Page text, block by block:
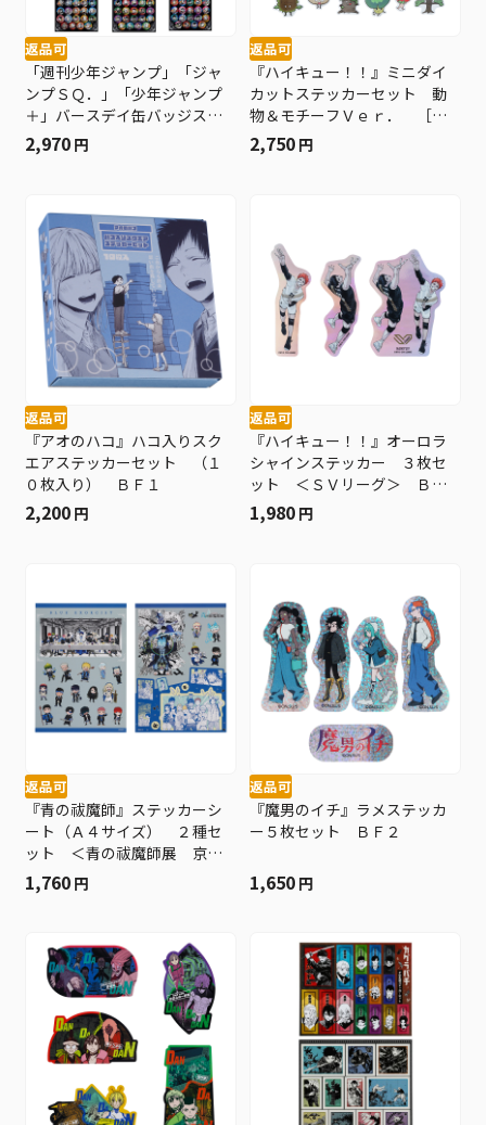
返品可
「週刊少年ジャンプ」「ジャ
ンプＳＱ．」「少年ジャンプ
＋」バースデイ缶バッジステ
ッカー ２０２５Ｖｅｒ．
（３０６枚） ＢＦ１
2,970 円
返品可
『ハイキュー！！』ミニダイ
カットステッカーセット 動
物＆モチーフＶｅｒ． ［宮
城］ ２５種入り ＜ハイキ
ュー！！ ＦＡＮ ＰＡＲＫ
2,750 円
返品可
『アオのハコ』ハコ入りスク
エアステッカーセット （１
０枚入り） ＢＦ１
2,200 円
返品可
『ハイキュー！！』オーロラ
シャインステッカー ３枚セ
ット ＜ＳＶリーグ＞ ＢＥ
２
1,980 円
返品可
『青の祓魔師』ステッカーシ
ート（Ａ４サイズ） ２種セ
ット ＜青の祓魔師展 京都
＞ ＢＥ３
1,760 円
返品可
『魔男のイチ』ラメステッカ
ー５枚セット ＢＦ２
1,650 円